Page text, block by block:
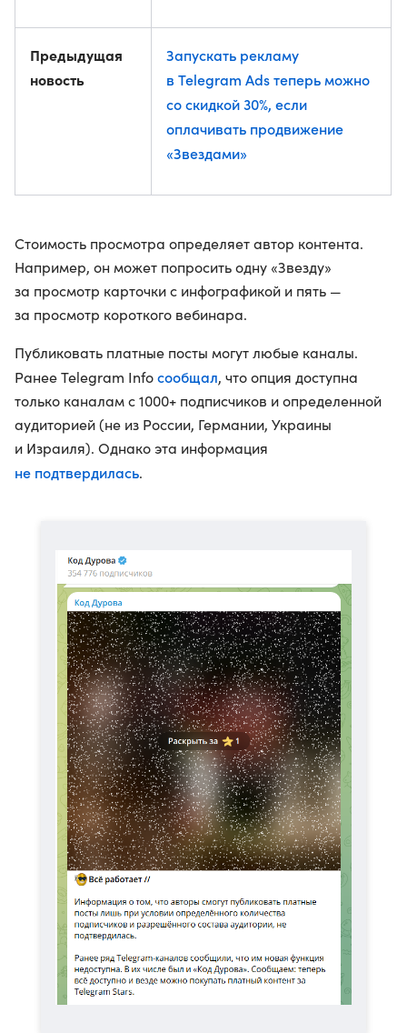
Предыдущая
новость
Запускать рекламу
в Telegram Ads теперь можно
со скидкой 30%, если
оплачивать продвижение
«Звездами»
Стоимость просмотра определяет автор контента.
Например, он может попросить одну «Звезду»
за просмотр карточки с инфографикой и пять —
за просмотр короткого вебинара.
Публиковать платные посты могут любые каналы.
Ранее Telegram Infoсообщал, что опция доступна
только каналам с 1000+ подписчиков и определенной
аудиторией (не из России, Германии, Украины
и Израиля). Однако эта информация
не подтвердилась.